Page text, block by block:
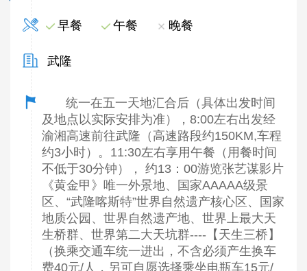
早餐 午餐 晚餐
武隆
统一在五一天地汇合后（具体出发时间
及地点以实际安排为准），8:00左右出发经
渝湘高速前往武隆（高速路段约150KM,车程
约3小时）。11:30左右享用午餐（用餐时间
不低于30分钟）， 约13：00游览张艺谋影片
《黄金甲》唯一外景地、国家AAAAA级景
区、“武隆喀斯特”世界自然遗产核心区、国家
地质公园、世界自然遗产地、世界上最大天
生桥群、世界第二大天坑群----【天生三桥】
（换乘交通车统一进出，不含必须产生换车
费40元/人，另可自愿选择乘坐电瓶车15元/